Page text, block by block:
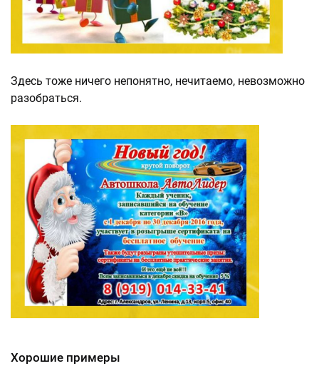
Здесь тоже ничего непонятно, нечитаемо, невозможно
разобраться.
Хорошие примеры